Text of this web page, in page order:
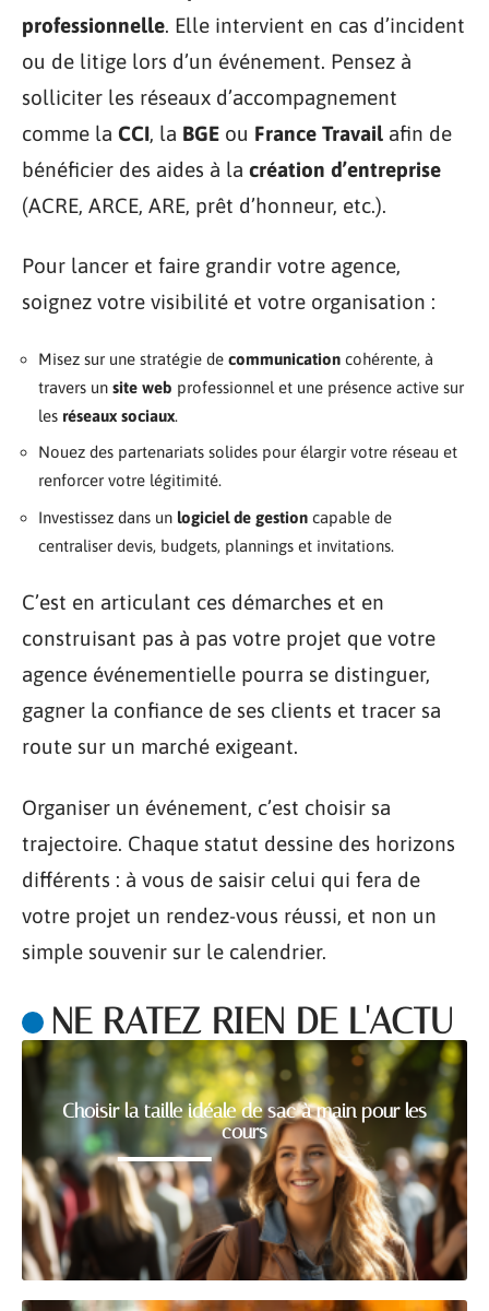
professionnelle. Elle intervient en cas d’incident
ou de litige lors d’un événement. Pensez à
solliciter les réseaux d’accompagnement
comme la CCI, la BGE ou France Travail afin de
bénéficier des aides à la création d’entreprise
(ACRE, ARCE, ARE, prêt d’honneur, etc.).
Pour lancer et faire grandir votre agence,
soignez votre visibilité et votre organisation :
Misez sur une stratégie de communication cohérente, à
travers un site web professionnel et une présence active sur
les réseaux sociaux.
Nouez des partenariats solides pour élargir votre réseau et
renforcer votre légitimité.
Investissez dans un logiciel de gestion capable de
centraliser devis, budgets, plannings et invitations.
C’est en articulant ces démarches et en
construisant pas à pas votre projet que votre
agence événementielle pourra se distinguer,
gagner la confiance de ses clients et tracer sa
route sur un marché exigeant.
Organiser un événement, c’est choisir sa
trajectoire. Chaque statut dessine des horizons
différents : à vous de saisir celui qui fera de
votre projet un rendez-vous réussi, et non un
simple souvenir sur le calendrier.
NE RATEZ RIEN DE L'ACTU
Choisir la taille idéale de sac à main pour les
cours